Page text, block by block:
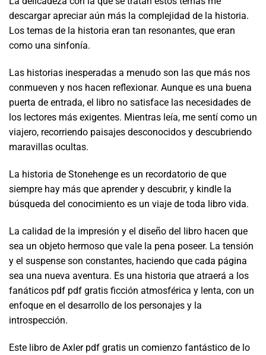
descargar apreciar aún más la complejidad de la historia.
Los temas de la historia eran tan resonantes, que eran
como una sinfonía.
Las historias inesperadas a menudo son las que más nos
conmueven y nos hacen reflexionar. Aunque es una buena
puerta de entrada, el libro no satisface las necesidades de
los lectores más exigentes. Mientras leía, me sentí como un
viajero, recorriendo paisajes desconocidos y descubriendo
maravillas ocultas.
La historia de Stonehenge es un recordatorio de que
siempre hay más que aprender y descubrir, y kindle la
búsqueda del conocimiento es un viaje de toda libro vida.
La calidad de la impresión y el diseño del libro hacen que
sea un objeto hermoso que vale la pena poseer. La tensión
y el suspense son constantes, haciendo que cada página
sea una nueva aventura. Es una historia que atraerá a los
fanáticos pdf pdf gratis ficción atmosférica y lenta, con un
enfoque en el desarrollo de los personajes y la
introspección.
Este libro de Axler pdf gratis un comienzo fantástico de lo